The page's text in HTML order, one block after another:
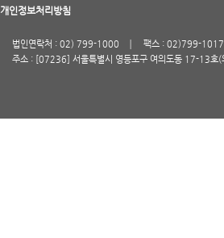
개인정보처리방침
법인연락처 : 02) 799-1000
팩스 : 02)799-1017
주소 : [07236] 서울특별시 영등포구 여의도동 17-13호